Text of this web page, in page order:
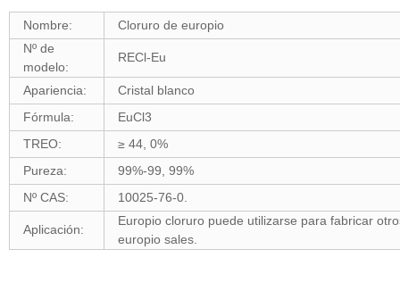
Nombre:
Cloruro de europio
Nº de
modelo:
RECl-Eu
Apariencia:
Cristal blanco
Fórmula:
EuCl3
TREO:
≥ 44, 0%
Pureza:
99%-99, 99%
Nº CAS:
10025-76-0.
Aplicación:
Europio cloruro puede utilizarse para fabricar
europio sales.